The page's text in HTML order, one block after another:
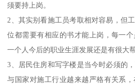
须要持上岗。
2、其实别看施工员考取相对容易，但
位都需要有相应的书才能上岗，每一
一个人今后的职业生涯发展还是有很大帮
3、居民住房和写字楼是当今时必须的
与国家对施工行业越来越严格有关系